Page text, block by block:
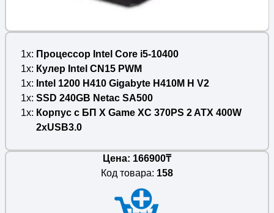
1x
Процессор Intel Core i5-10400
1x
Кулер Intel CN15 PWM
1x
Intel 1200 H410 Gigabyte H410M H V2
1x SSD 240GB Netac SA500
1x
Корпус с БП X Game XC 370PS 2 ATX 400W
2xUSB3.0
Цена: 166900₸
Код товара: 158